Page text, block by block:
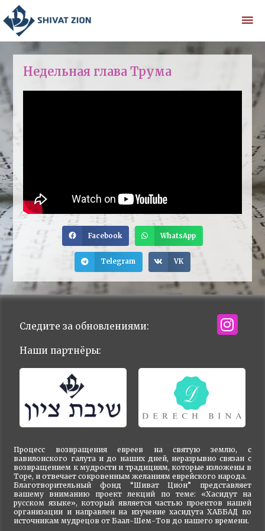
Недельная глава Трума
Facebook WhatsApp
Telegram VK
Процесс возвращения евреев на святую землю, с
вавилонского галута и до наших дней, неразрывно связан с
возвращением к мудрости и традициям, которые изложены в
Торе, и отвечает сокровенным желаниям еврейского народа.
Благотворительный фонд “Шиват Цион” представляет
вашему вниманию проект лекций по теме: «Хасидут на
русском языке», который является частью проектов нашей
организации и направлен на изучение хасидута ХАББАД по
источникам мудрецов от Баал-Шем-Тов до нашего времени.
Следите за обновлениями:
Наши партнёры: